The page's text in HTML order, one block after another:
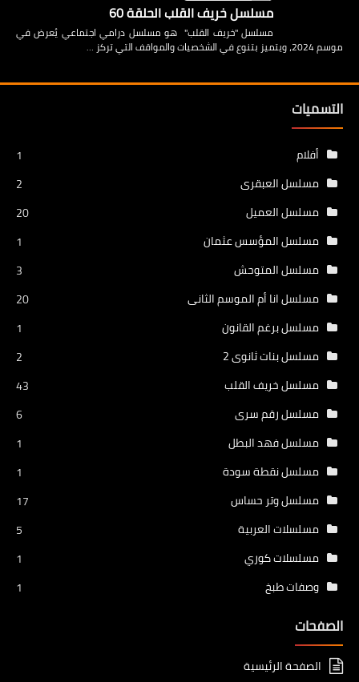
مسلسل خريف القلب الحلقة 60
مسلسل "خريف القلب" هو مسلسل درامي اجتماعي يُعرض في
موسم 2024، ويتميز بتنوع في الشخصيات والمواقف التي تركز …
التسميات
أفلام
1
مسلسل العبقرى
2
مسلسل العميل
20
مسلسل المؤسس عثمان
1
مسلسل المتوحش
3
مسلسل انا أم الموسم الثانى
20
مسلسل برغم القانون
1
مسلسل بنات ثانوى 2
2
مسلسل خريف القلب
43
مسلسل رقم سرى
6
مسلسل فهد البطل
1
مسلسل نقطة سودة
1
مسلسل وتر حساس
17
مسلسلات العربية
5
مسلسلات كوري
1
وصفات طبخ
1
الصفحات
الصفحة الرئيسية